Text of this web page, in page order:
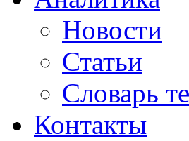
Новости
Статьи
Словарь
Контакты